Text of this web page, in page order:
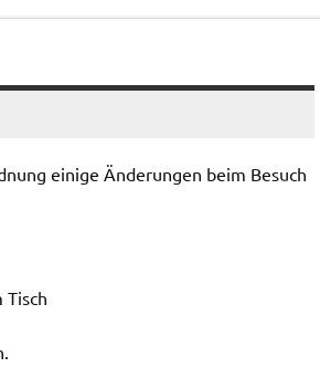
einige Änderungen beim Besuch